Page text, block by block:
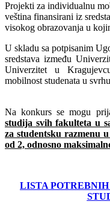
Projekti za individualnu
veština finansirani iz
visokog obrazovanja u
U skladu sa potpisanim
sredstava između
Univerzitet u
mobilnost studenata u
Na konkurs se mogu
studija svih fakulteta u
za studentsku razmenu
od 2, odnosno
LISTA